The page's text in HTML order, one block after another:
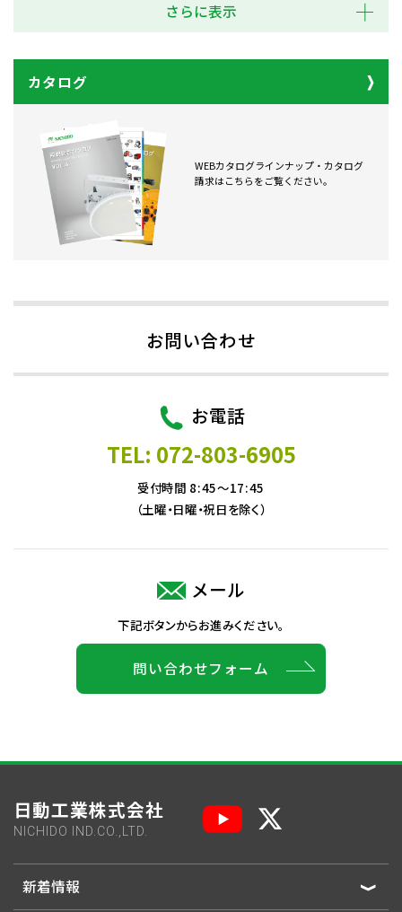
さらに表示
カタログ
WEBカタログラインナップ・カタログ
請求はこちらをご覧ください。
お問い合わせ
お電話
TEL: 072-803-6905
受付時間 8:45～17:45
（土曜・日曜・祝日を除く）
メール
下記ボタンからお進みください。
問い合わせフォーム
日動工業株式会社
NICHIDO IND.CO.,LTD.
新着情報